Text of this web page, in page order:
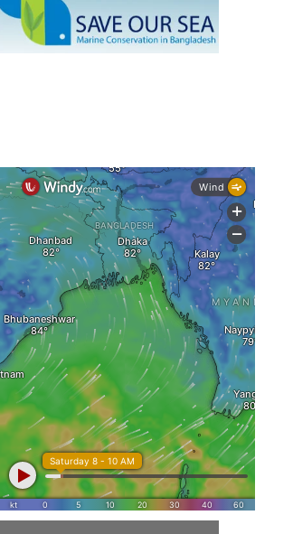
নেই স্থায়ী পদক্ষেপ
১৩ জেলায় ঝোড়ো হাওয়া-বজ্রবৃষ্টির শঙ্কা,
নদীবন্দরে ১ নম্বর সতর্কসংকেত
একাধিক লঘুচাপের শঙ্কা